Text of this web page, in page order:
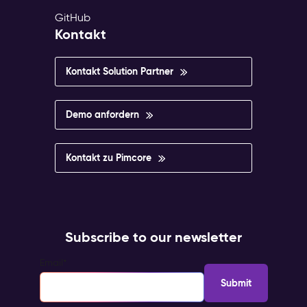
GitHub
Kontakt
Kontakt Solution Partner
Demo anfordern
Kontakt zu Pimcore
Subscribe to our newsletter